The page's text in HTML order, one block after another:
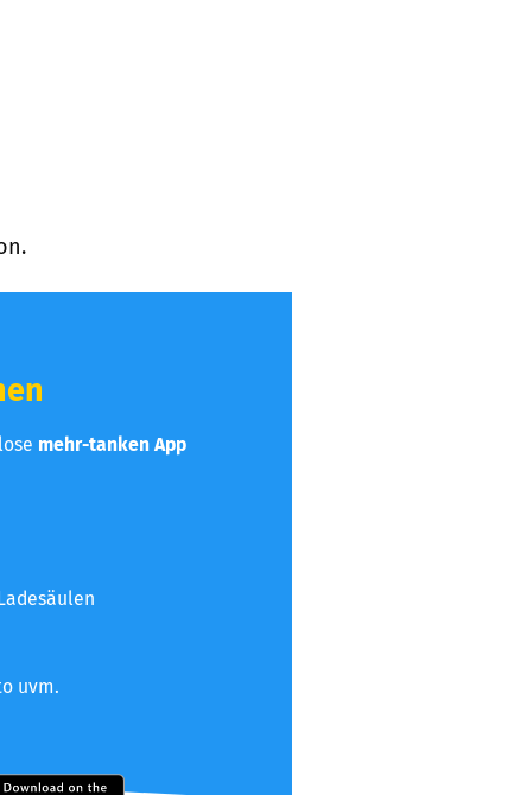
mehr-tanken App
uvm.